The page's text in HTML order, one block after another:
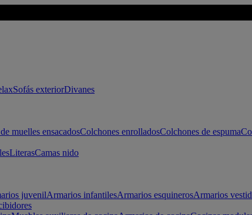
Sofás exteriorDivanes
muelles ensacadosColchones enrolladosColchones de espuma
LiterasCamas nido
juvenilArmarios infantilesArmarios esquinerosArmarios